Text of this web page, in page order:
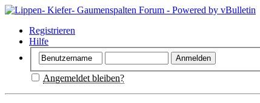
Registrieren
Hilfe
Angemeldet bleiben?